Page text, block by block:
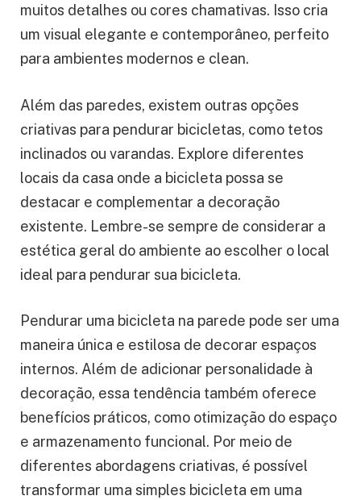
muitos detalhes ou cores chamativas. Isso cria
um visual elegante e contemporâneo, perfeito
para ambientes modernos e clean.
Além das paredes, existem outras opções
criativas para pendurar bicicletas, como tetos
inclinados ou varandas. Explore diferentes
locais da casa onde a bicicleta possa se
destacar e complementar a decoração
existente. Lembre-se sempre de considerar a
estética geral do ambiente ao escolher o local
ideal para pendurar sua bicicleta.
Pendurar uma bicicleta na parede pode ser uma
maneira única e estilosa de decorar espaços
internos. Além de adicionar personalidade à
decoração, essa tendência também oferece
benefícios práticos, como otimização do espaço
e armazenamento funcional. Por meio de
diferentes abordagens criativas, é possível
transformar uma simples bicicleta em uma